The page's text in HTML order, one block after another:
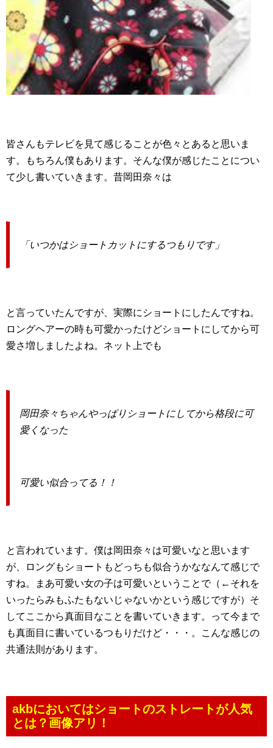
皆さんもテレビを見て感じることが色々とあると思いま
す。もちろん僕もあります。そんな僕が感じたことについ
て少し書いていきます。昔岡田奈々は
「いつかはショートカットにするつもりです」
と言っていたんですが、実際にショートにしたんですね。
ロングヘアーの時も可愛かったけどショートにしてから可
愛さ増しましたよね。ネット上でも
岡田奈々ちゃんやっぱりショートにしてから格段に可
愛くなった
可愛い似合ってる！！
と言われています。僕は岡田奈々は可愛いなと思います
が、ロングもショートもどっちも似合うかななんて感じで
すね。まあ可愛い女の子は可愛いということで（←それを
いったらみもふたもないじゃないかという感じですが）そ
してここから真面目なことを書いていきます。って今まで
も真面目に書いているつもりだけど・・・。こんな感じの
共通法則があります。
akbにおいてはショートのストレートが人気
とは？画像アリ！